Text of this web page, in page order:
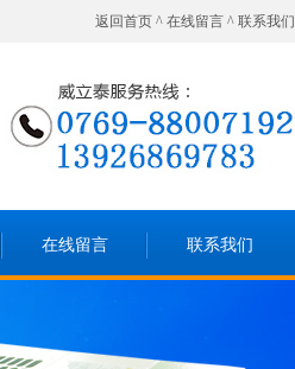
返回首页 ^ 在线留言 ^ 联系我们
在线留言 联系我们